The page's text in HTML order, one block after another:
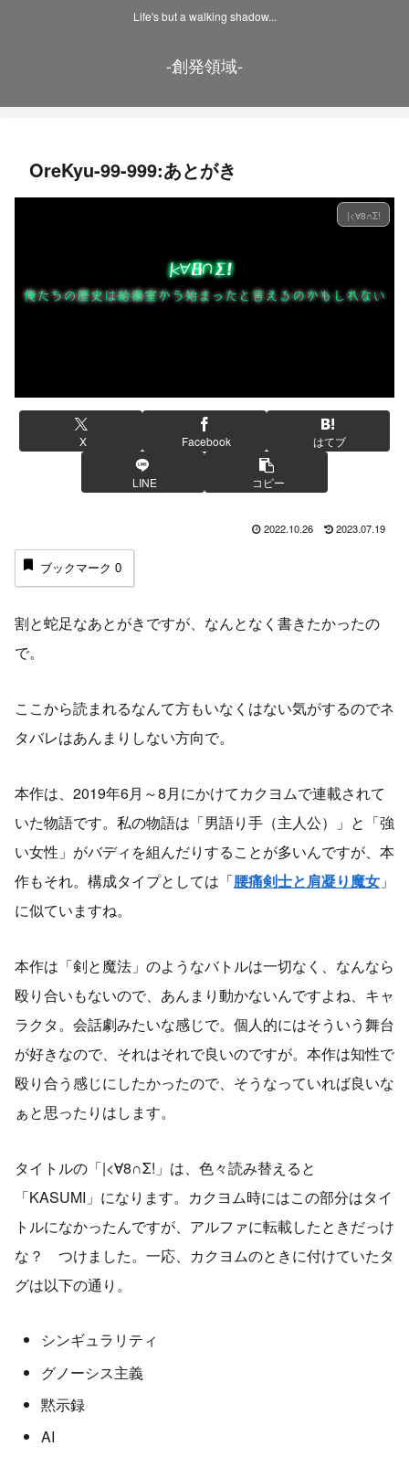
Life's but a walking shadow...
-創発領域-
OreKyu-99-999:あとがき
|<∀8∩Σ!
X Facebook はてブ
LINE コピー
2022.10.26 2023.07.19
ブックマーク 0
割と蛇足なあとがきですが、なんとなく書きたかったの
で。
ここから読まれるなんて方もいなくはない気がするのでネ
タバレはあんまりしない方向で。
本作は、2019年6月～8月にかけてカクヨムで連載されて
いた物語です。私の物語は「男語り手（主人公）」と「強
い女性」がバディを組んだりすることが多いんですが、本
作もそれ。構成タイプとしては「腰痛剣士と肩凝り魔女 」
に似ていますね。
本作は「剣と魔法」のようなバトルは一切なく、なんなら
殴り合いもないので、あんまり動かないんですよね、キャ
ラクタ。会話劇みたいな感じで。個人的にはそういう舞台
が好きなので、それはそれで良いのですが。本作は知性で
殴り合う感じにしたかったので、そうなっていれば良いな
ぁと思ったりはします。
タイトルの「|<∀8∩Σ!」は、色々読み替えると
「KASUMI」になります。カクヨム時にはこの部分はタイ
トルになかったんですが、アルファに転載したときだっけ
な？ つけました。一応、カクヨムのときに付けていたタ
グは以下の通り。
シンギュラリティ
グノーシス主義
黙示録
AI